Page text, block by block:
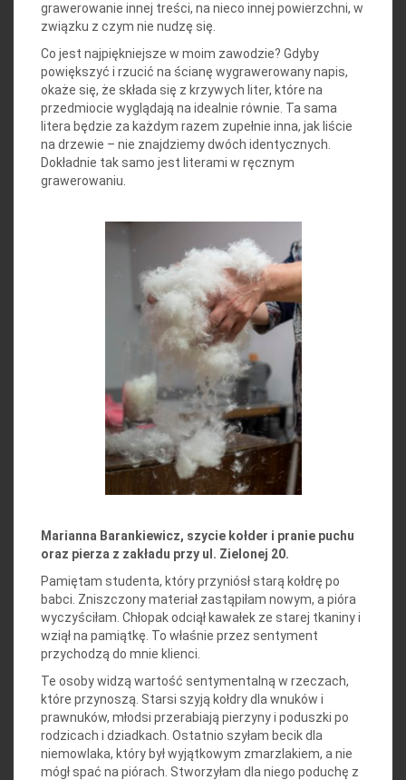
grawerowanie innej treści, na nieco innej powierzchni, w
związku z czym nie nudzę się.
Co jest najpiękniejsze w moim zawodzie? Gdyby
powiększyć i rzucić na ścianę wygrawerowany napis,
okaże się, że składa się z krzywych liter, które na
przedmiocie wyglądają na idealnie równie. Ta sama
litera będzie za każdym razem zupełnie inna, jak liście
na drzewie – nie znajdziemy dwóch identycznych.
Dokładnie tak samo jest literami w ręcznym
grawerowaniu.
Marianna Barankiewicz, szycie kołder i pranie puchu
oraz pierza z zakładu przy ul. Zielonej 20.
Pamiętam studenta, który przyniósł starą kołdrę po
babci. Zniszczony materiał zastąpiłam nowym, a pióra
wyczyściłam. Chłopak odciął kawałek ze starej tkaniny i
wziął na pamiątkę. To właśnie przez sentyment
przychodzą do mnie klienci.
Te osoby widzą wartość sentymentalną w rzeczach,
które przynoszą. Starsi szyją kołdry dla wnuków i
prawnuków, młodsi przerabiają pierzyny i poduszki po
rodzicach i dziadkach. Ostatnio szyłam becik dla
niemowlaka, który był wyjątkowym zmarzlakiem, a nie
mógł spać na piórach. Stworzyłam dla niego poduchę z